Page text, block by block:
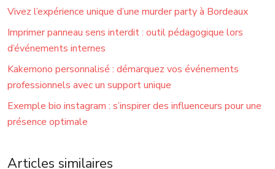
Vivez l’expérience unique d’une murder party à Bordeaux
Imprimer panneau sens interdit : outil pédagogique lors
d’événements internes
Kakemono personnalisé : démarquez vos événements
professionnels avec un support unique
Exemple bio instagram : s’inspirer des influenceurs pour une
présence optimale
Articles similaires